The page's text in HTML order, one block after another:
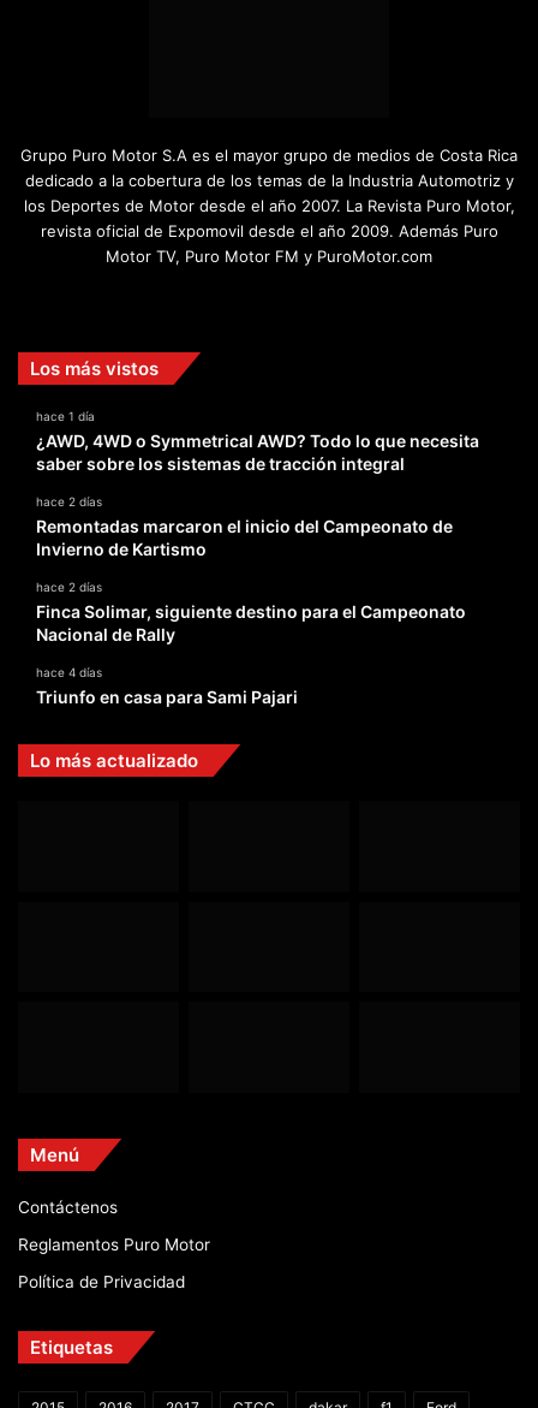
Grupo Puro Motor S.A es el mayor grupo de medios de Costa Rica
dedicado a la cobertura de los temas de la Industria Automotriz y
los Deportes de Motor desde el año 2007. La Revista Puro Motor,
revista oficial de Expomovil desde el año 2009. Además Puro
Motor TV, Puro Motor FM y PuroMotor.com
Los más vistos
hace 1 día
¿AWD, 4WD o Symmetrical AWD? Todo lo que necesita
saber sobre los sistemas de tracción integral
hace 2 días
Remontadas marcaron el inicio del Campeonato de
Invierno de Kartismo
hace 2 días
Finca Solimar, siguiente destino para el Campeonato
Nacional de Rally
hace 4 días
Triunfo en casa para Sami Pajari
Lo más actualizado
Menú
Contáctenos
Reglamentos Puro Motor
Política de Privacidad
Etiquetas